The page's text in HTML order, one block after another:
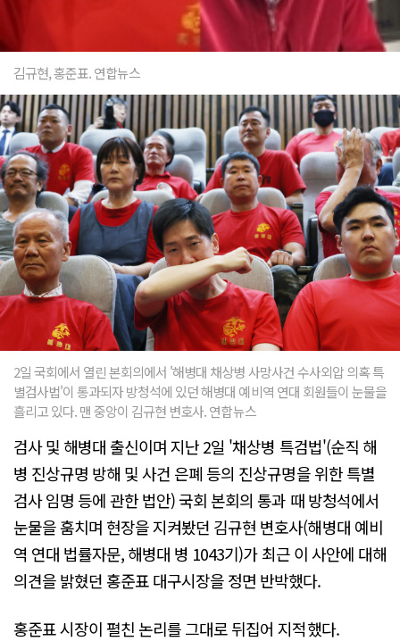
김규현, 홍준표. 연합뉴스
2일 국회에서 열린 본회의에서 '해병대 채상병 사망사건 수사외압 의혹 특
별검사법'이 통과되자 방청석에 있던 해병대 예비역 연대 회원들이 눈물을
흘리고 있다. 맨 중앙이 김규현 변호사. 연합뉴스
검사 및 해병대 출신이며 지난 2일 '채상병 특검법'(순직 해
병 진상규명 방해 및 사건 은폐 등의 진상규명을 위한 특별
검사 임명 등에 관한 법안) 국회 본회의 통과 때 방청석에서
눈물을 훔치며 현장을 지켜봤던 김규현 변호사(해병대 예비
역 연대 법률자문, 해병대 병 1043기)가 최근 이 사안에 대해
의견을 밝혔던 홍준표 대구시장을 정면 반박했다.
홍준표 시장이 펼친 논리를 그대로 뒤집어 지적했다.